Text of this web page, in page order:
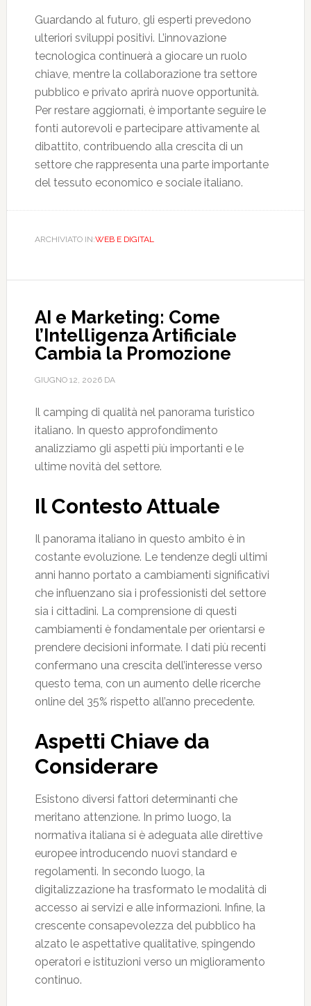
Guardando al futuro, gli esperti prevedono
ulteriori sviluppi positivi. L’innovazione
tecnologica continuerà a giocare un ruolo
chiave, mentre la collaborazione tra settore
pubblico e privato aprirà nuove opportunità.
Per restare aggiornati, è importante seguire le
fonti autorevoli e partecipare attivamente al
dibattito, contribuendo alla crescita di un
settore che rappresenta una parte importante
del tessuto economico e sociale italiano.
ARCHIVIATO IN:WEB E DIGITAL
AI e Marketing: Come
l’Intelligenza Artificiale
Cambia la Promozione
GIUGNO 12, 2026DA
Il camping di qualità nel panorama turistico
italiano. In questo approfondimento
analizziamo gli aspetti più importanti e le
ultime novità del settore.
Il Contesto Attuale
Il panorama italiano in questo ambito è in
costante evoluzione. Le tendenze degli ultimi
anni hanno portato a cambiamenti significativi
che influenzano sia i professionisti del settore
sia i cittadini. La comprensione di questi
cambiamenti è fondamentale per orientarsi e
prendere decisioni informate. I dati più recenti
confermano una crescita dell’interesse verso
questo tema, con un aumento delle ricerche
online del 35% rispetto all’anno precedente.
Aspetti Chiave da
Considerare
Esistono diversi fattori determinanti che
meritano attenzione. In primo luogo, la
normativa italiana si è adeguata alle direttive
europee introducendo nuovi standard e
regolamenti. In secondo luogo, la
digitalizzazione ha trasformato le modalità di
accesso ai servizi e alle informazioni. Infine, la
crescente consapevolezza del pubblico ha
alzato le aspettative qualitative, spingendo
operatori e istituzioni verso un miglioramento
continuo.